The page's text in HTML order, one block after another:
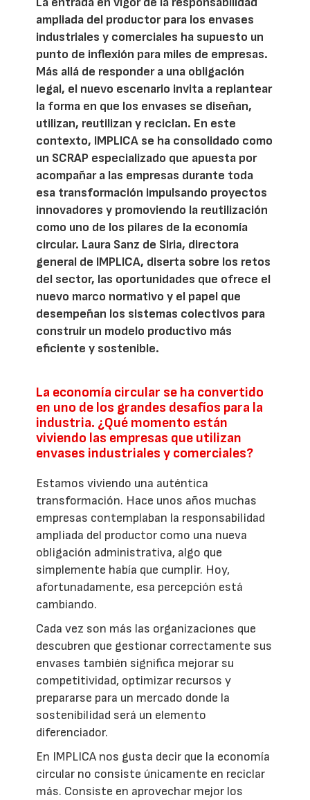
ampliada del productor para los envases
industriales y comerciales ha supuesto un
punto de inflexión para miles de empresas.
Más allá de responder a una obligación
legal, el nuevo escenario invita a replantear
la forma en que los envases se diseñan,
utilizan, reutilizan y reciclan. En este
contexto, IMPLICA se ha consolidado como
un SCRAP especializado que apuesta por
acompañar a las empresas durante toda
esa transformación impulsando proyectos
innovadores y promoviendo la reutilización
como uno de los pilares de la economía
circular. Laura Sanz de Siria, directora
general de IMPLICA, diserta sobre los retos
del sector, las oportunidades que ofrece el
nuevo marco normativo y el papel que
desempeñan los sistemas colectivos para
construir un modelo productivo más
eficiente y sostenible.
La economía circular se ha convertido
en uno de los grandes desafíos para la
industria. ¿Qué momento están
viviendo las empresas que utilizan
envases industriales y comerciales?
Estamos viviendo una auténtica
transformación. Hace unos años muchas
empresas contemplaban la responsabilidad
ampliada del productor como una nueva
obligación administrativa, algo que
simplemente había que cumplir. Hoy,
afortunadamente, esa percepción está
cambiando.
Cada vez son más las organizaciones que
descubren que gestionar correctamente sus
envases también significa mejorar su
competitividad, optimizar recursos y
prepararse para un mercado donde la
sostenibilidad será un elemento
diferenciador.
En IMPLICA nos gusta decir que la economía
circular no consiste únicamente en reciclar
más. Consiste en aprovechar mejor los